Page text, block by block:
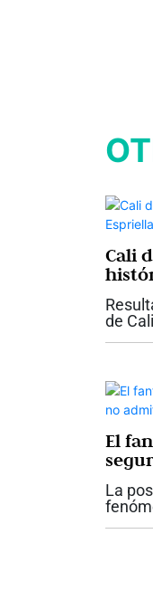
Cali
de
el...
El
más
La